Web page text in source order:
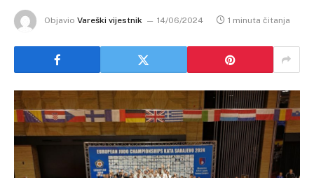
Objavio Vareški vijestnik 14/06/2024 1 minuta čitanja